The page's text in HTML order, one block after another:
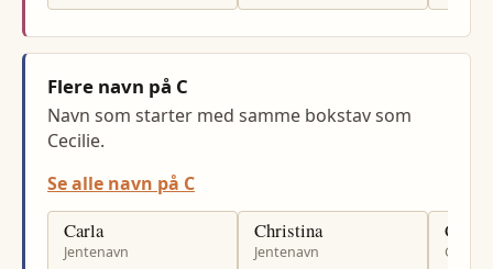
Flere navn på C
Navn som starter med samme bokstav som
Cecilie.
Se alle navn på C
Carla
Jentenavn
Christina
Jentenavn